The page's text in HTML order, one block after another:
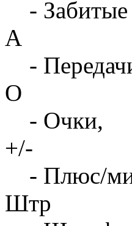
-
А
-
О
- Очки,
+/-
- Плюс/
Штр